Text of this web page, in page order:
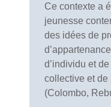
Ce contexte a
jeunesse
des idées de
d’individu et
collective et
(Colombo,